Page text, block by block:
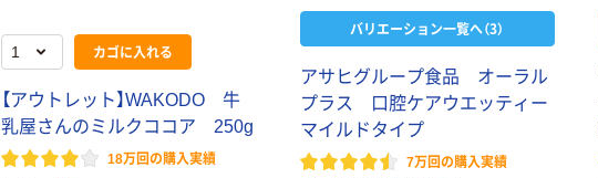
カゴに入れる
【アウトレット】WAKODO 牛
乳屋さんのミルクココア 250g
18万回の購入実績
バリエーション一覧へ（3）
アサヒグループ食品 オーラル
プラス 口腔ケアウエッティー
マイルドタイプ
7万回の購入実績